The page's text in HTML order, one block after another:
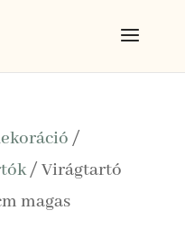
/
/ Virágtartó
magas